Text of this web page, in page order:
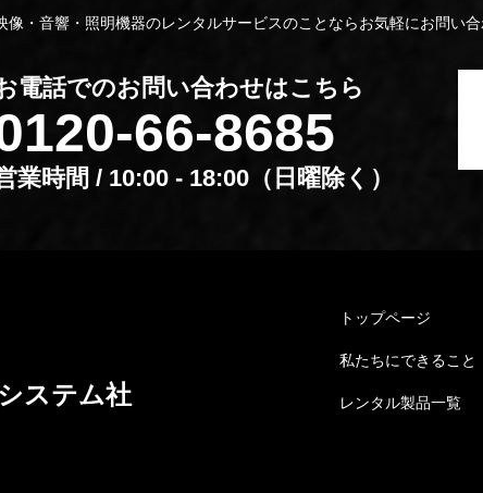
像・音響・照明機器のレンタルサービスのことならお気軽にお問い合
電話でのお問い合わせはこちら
66-8685
業時間 / 10:00 - 18:00（⽇曜除く）
ステム社
トップページ
私たちにできること
レンタル製品⼀覧